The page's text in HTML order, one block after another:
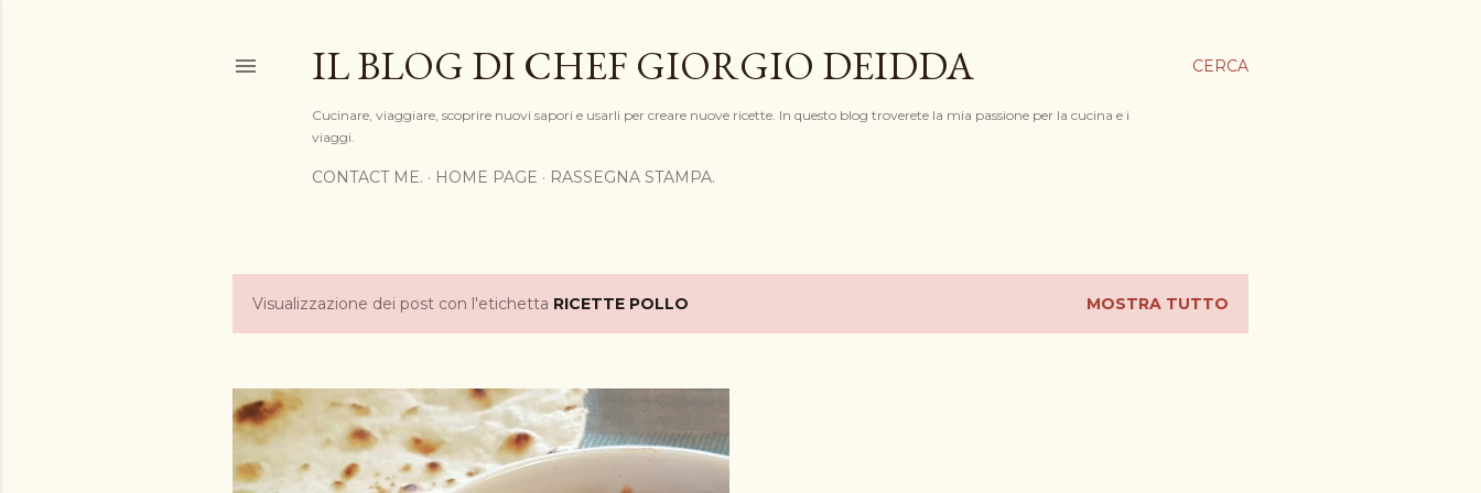
CERCA
IL BLOG DI CHEF GIORGIO DEIDDA
Cucinare, viaggiare, scoprire nuovi sapori e usarli per creare nuove ricette. In questo blog troverete la mia passione per la cucina e i
viaggi.
CONTACT ME. HOME PAGE RASSEGNA STAMPA.
P
s
t
Visualizzazione dei post con l'etichetta RICETTE POLLO MOSTRA TUTTO